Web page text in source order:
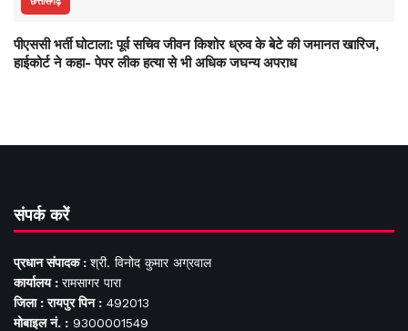
पीएससी भर्ती घोटाला: पूर्व सचिव जीवन किशोर ध्रुव के बेटे की जमानत खारिज,
हाईकोर्ट ने कहा- पेपर लीक हत्या से भी अधिक जघन्य अपराध
संपर्क करें
प्रधान संपादक : श्री. विनोद कुमार अग्रवाल
कार्यालय : रामसागर पारा
जिला : रायपुर पिन : 492013
मोबाइल नं. : 9300001549